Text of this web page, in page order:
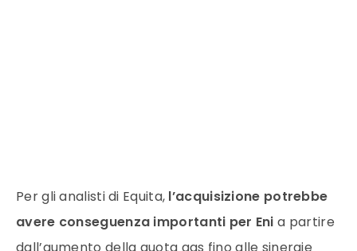
Per gli analisti di Equita, l’acquisizione potrebbe
avere conseguenza importanti per Eni a partire
dall’aumento della quota gas fino alle sinergie